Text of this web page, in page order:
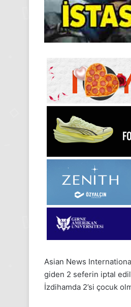
Asian News
giden 2 seferin iptal
İzdihamda 2’si çocuk